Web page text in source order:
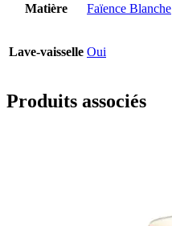
Matière Faïence Blanche
Lave-vaisselle Oui
Produits associés